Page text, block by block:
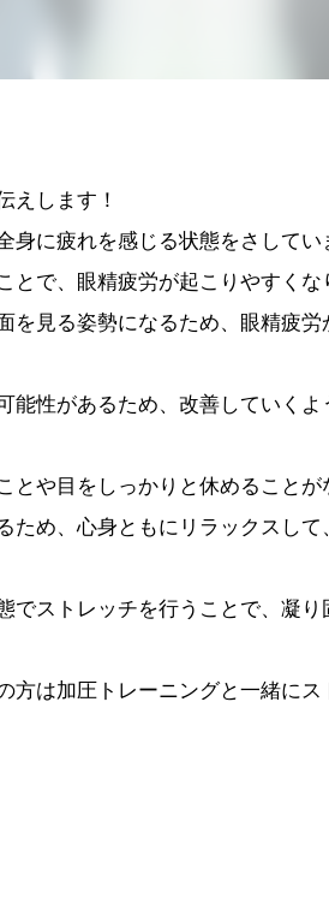
えします！
に疲れを感じる状態をさしてい
で、眼精疲労が起こりやすくな
見る姿勢になるため、眼精疲労
能性があるため、改善していくよ
や目をしっかりと休めることが
ため、心身ともにリラックスし
でストレッチを行うことで、凝り
は加圧トレーニングと一緒にス